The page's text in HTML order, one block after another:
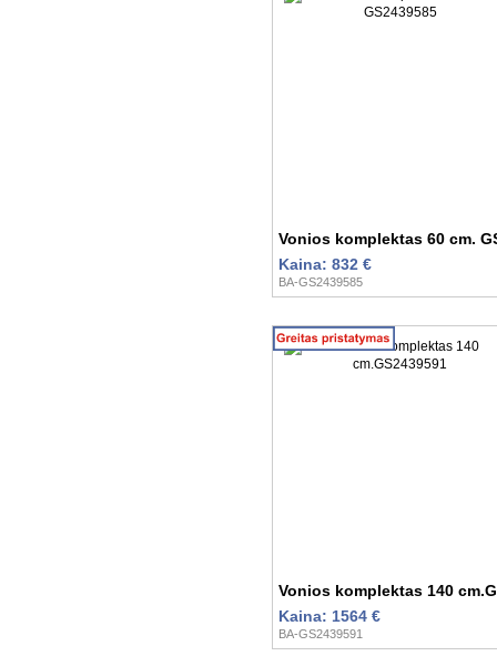
Vonios komplektas 60 cm.
Kaina: 832 €
BA-GS2439585
Vonios komplektas 140
Kaina: 1564 €
BA-GS2439591